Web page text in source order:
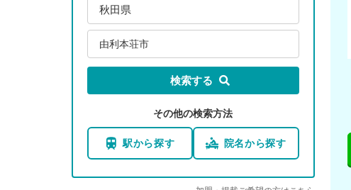
秋田県
由利本荘市
検索する
その他の検索方法
駅から探す 院名から探す